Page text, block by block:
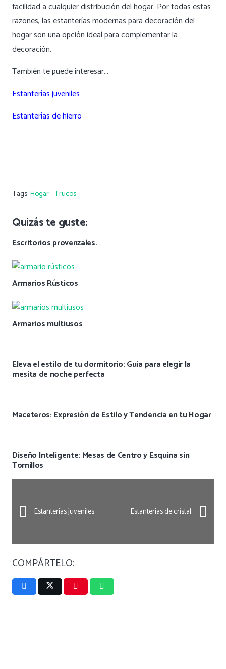
facilidad a cualquier distribución del hogar. Por todas estas
razones, las estanterías modernas para decoración del
hogar son una opción ideal para complementar la
decoración.
También te puede interesar…
Estanteríasjuveniles
Estanterías de hierro
Tags:Hogar - Trucos
Quizás te guste:
Escritorios provenzales.
Armarios Rústicos
Armarios multiusos
Eleva el estilo de tu dormitorio: Guía para elegir la
mesita de noche perfecta
Maceteros: Expresión de Estilo y Tendencia en tu Hogar
Diseño Inteligente: Mesas de Centro y Esquina sin
Tornillos
Estanterías juveniles. Estanterías de cristal.
COMPÁRTELO: